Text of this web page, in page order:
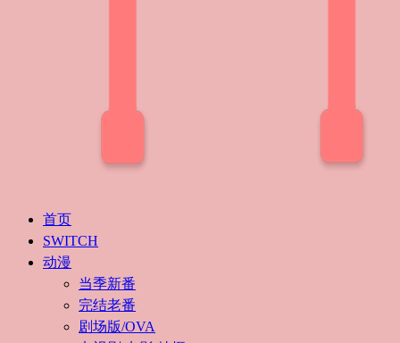
首页
SWITCH
动漫
当季新番
完结老番
剧场版/OVA